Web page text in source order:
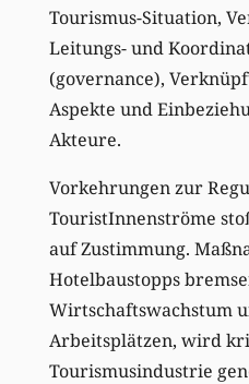
Tourismus-Situation,
Leitungs- und
(governance),
Aspekte und
Akteure.
Vorkehrungen zur
TouristInnenströme
auf Zustimmung.
Hotelbaustopps
Wirtschaftswachstum
Arbeitsplätzen, wird
Tourismusindustrie